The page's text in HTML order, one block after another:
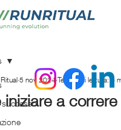
iniziare a correre
5 nov 2024 Tempo di lettura: 6